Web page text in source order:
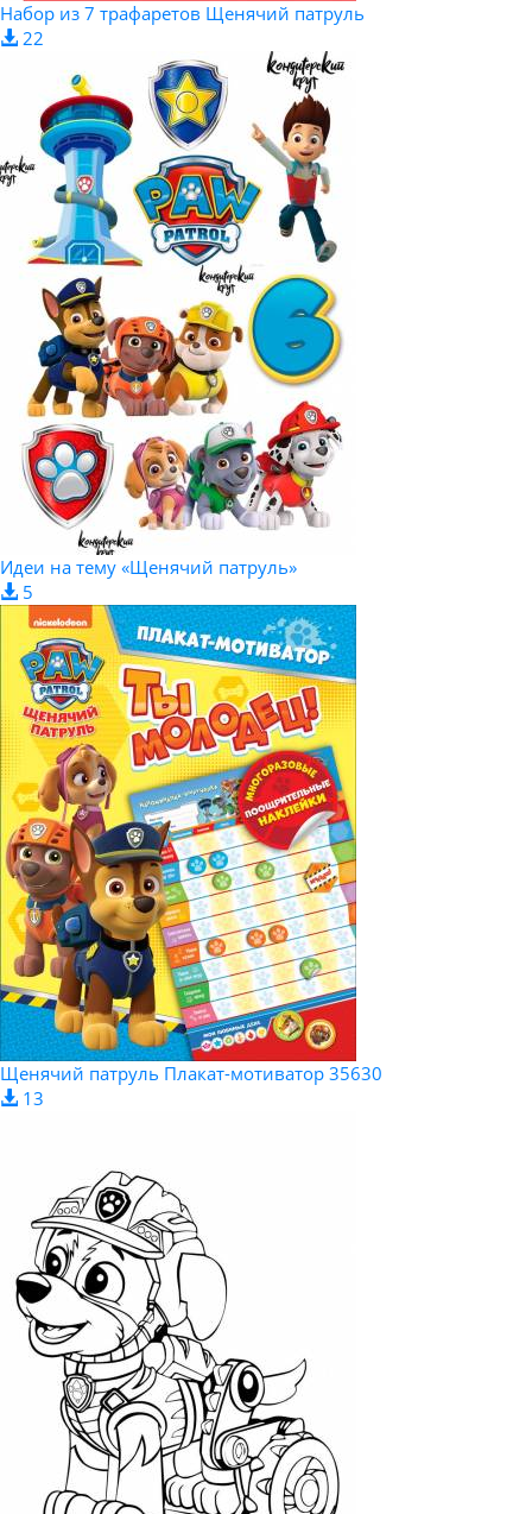
Набор из 7 трафаретов Щенячий патруль
22
Идеи на тему «Щенячий патруль»
5
Щенячий патруль Плакат-мотиватор 35630
13